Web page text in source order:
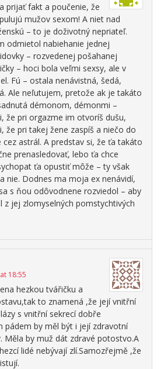
prijať fakt a poučenie, že
mužov sexom! A niet nad
– to je doživotný nepriateľ.
odmietol nabiehanie jednej
– rozvedenej pošahanej
– hoci bola veľmi sexsy, ale v
Fú – ostala nenávistná, šedá,
Ale neľutujem, pretože ak je takáto
démonom, démonmi –
že pri orgazme im otvoríš dušu,
že pri takej žene zaspíš a niečo do
cez astrál. A predstav si, že ťa takáto
prenasledovať, lebo ťa chce
ťa opustiť môže – ty však
nie. Dodnes ma moja ex nenávidí,
s ňou odôvodnene rozviedol – aby
z jej zlomyselných pomstychtivých
18:55
hezkou tvářičku a
to znamená ,že její vnitřní
s vnitřní sekrecí dobře
pádem by měl být i její zdravotní
Měla by muž dát zdravé potostvo.A
lidé nebývají zlí.Samozřejmě ,že